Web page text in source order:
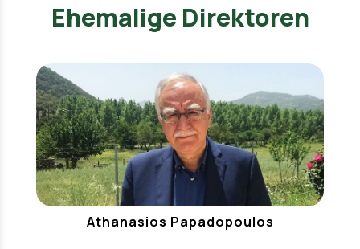
Ehemalige Direktoren
Athanasios Papadopoulos